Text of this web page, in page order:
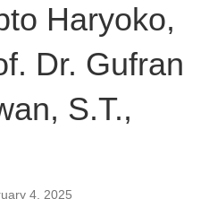
Haryoko,
Dr. Gufran
S.T.,
4, 2025